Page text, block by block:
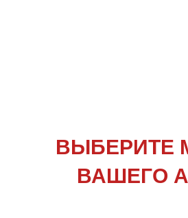
ВЫБЕРИТЕ
ВАШЕГО